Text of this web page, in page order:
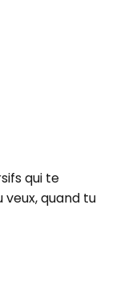
qui te
quand tu